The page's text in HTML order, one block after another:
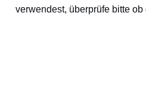
verwendest, überprüfe bitte